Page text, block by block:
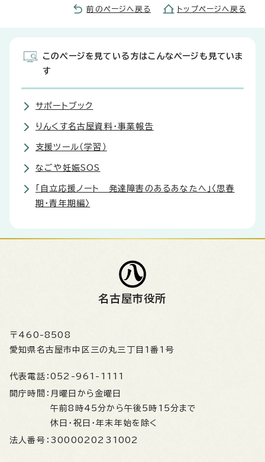
前のページへ戻る トップページへ戻る
このページを見ている方はこんなページも見ていま
す
サポートブック
りんくす名古屋資料・事業報告
支援ツール（学習）
なごや妊娠SOS
「自立応援ノート 発達障害のあるあなたへ」〈思春
期・青年期編〉
名古屋市役所
〒460-8508
愛知県名古屋市中区三の丸三丁目1番1号
代表電話： 052-961-1111
開庁時間： 月曜日から金曜日
午前8時45分から午後5時15分まで
休日・祝日・年末年始を除く
法人番号： 3000020231002